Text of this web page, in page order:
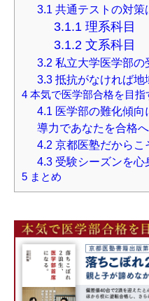
3.1 共通テストの対策
3.1.1 理系科目
3.1.2 文系科目
3.2 私立大学医学部の
3.3抵抗がなければ地
4 本気で医学部合格を目指
4.1 医学部の難化傾
導力であなたを合格へ
4.2 京都医塾だからこ
4.3受験シーズンを心
5 まとめ